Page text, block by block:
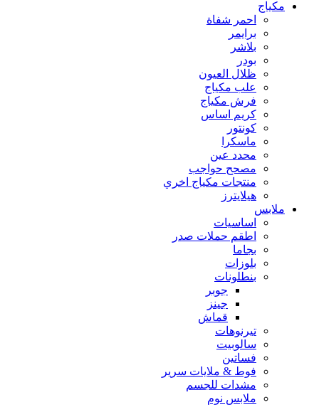
مكياج
احمر شفاة
برايمر
بلاشر
بودر
ظلال العيون
علب مكياج
فرش مكياج
كريم اساس
كونتور
ماسكرا
محدد عين
مصحح حواجب
منتجات مكياج اخري
هيلايترز
ملابس
اساسيات
اطقم حملات صدر
بجاما
بلوزات
بنطلونات
جوبر
جينز
قماش
تيرنوهات
سالوبيت
فساتين
فوط & ملايات سرير
مشدات للجسم
ملابس نوم